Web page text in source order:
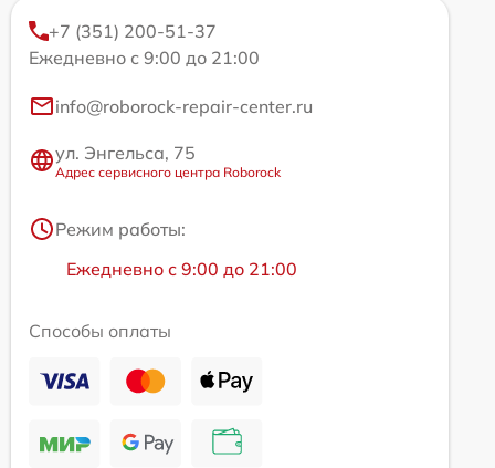
+7 (351) 200-51-37
Ежедневно с 9:00 до 21:00
info@roborock-repair-center.ru
ул. Энгельса, 75
Адрес сервисного центра Roborock
Режим работы:
Ежедневно с 9:00 до 21:00
Способы оплаты